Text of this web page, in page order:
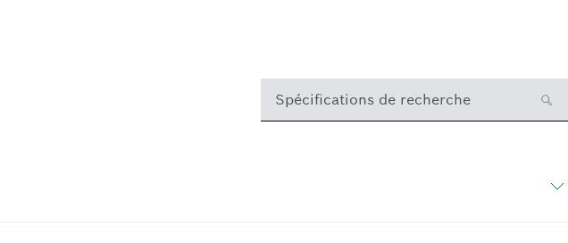
Spécifications de recherche